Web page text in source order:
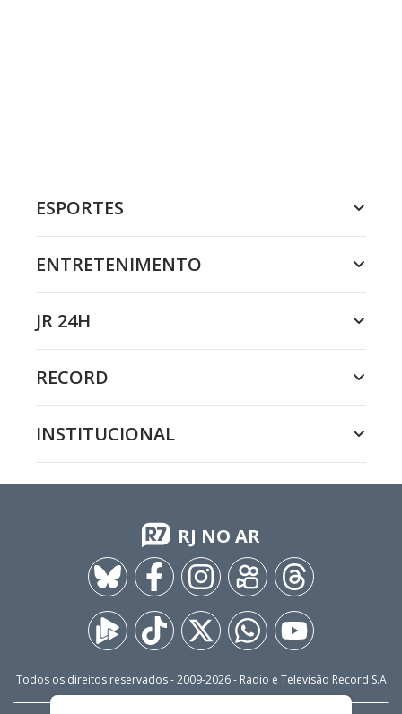
ESPORTES
ENTRETENIMENTO
JR 24H
RECORD
INSTITUCIONAL
RJ NO AR
Todos os direitos reservados - 2009-2026- Rádio e Televisão Record S.A